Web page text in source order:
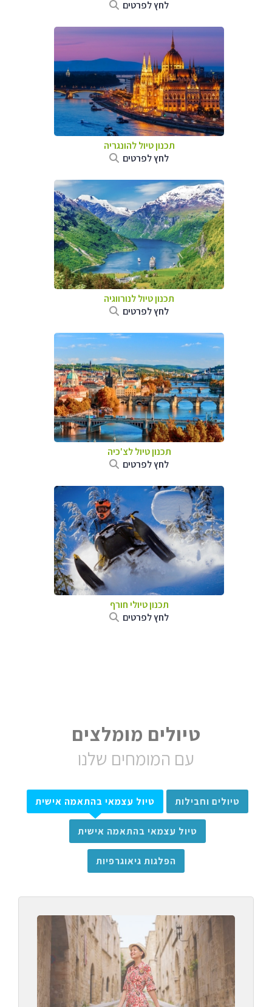
לחץ לפרטים
תכנון טיול להונגריה
לחץ לפרטים
תכנון טיול לנורווגיה
לחץ לפרטים
תכנון טיול לצ'כיה
לחץ לפרטים
תכנון טיולי חורף
לחץ לפרטים
טיולים מומלצים
עם המומחים שלנו
טיולים וחבילות טיול עצמאי בהתאמה אישית
טיול עצמאי בהתאמה אישית
הפלגות גיאוגרפיות